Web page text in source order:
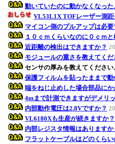
動いていたのに動かなくなっ
VL53L1X TOFレーザー測
マイコン側のプルアップは必要
１０ｃｍくらいなのに０ｃｍと
近距離の検出はできますか？
モジュールの重さを教えてくだ
センサの厚みを教えてください
保護フィルムを貼ったままで動
端をねじ止めした場合部品にか
4mまで計測できますがデメリ
内部動作電圧は2.8Vですか？
VL6180Xも生産が続きますか？
内部レジスタ情報はありますか
フラットケーブルはどのくら